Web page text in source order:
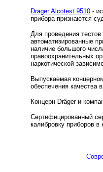
Dräger Alcotest 9510 -
прибора признаются
Для проведения
автоматизированные
наличие большого
правоохранительных
наркотической
Выпускаемая
обеспечения качества
Концерн Dräger и
Сертифицированный
калибровку приборов